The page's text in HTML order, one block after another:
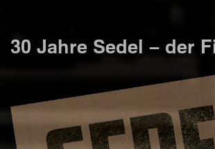
30 Jahre Sedel – der